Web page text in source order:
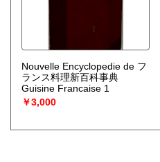
Nouvelle Encyclopedie de フ
ランス料理新百科事典
Guisine Francaise 1
￥3,000